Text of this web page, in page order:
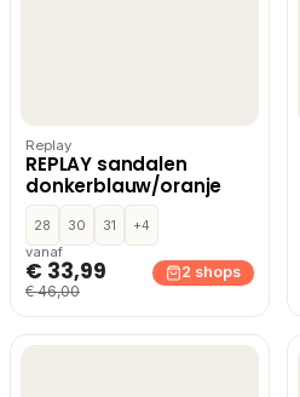
Replay
REPLAY sandalen
donkerblauw/oranje
28 30 31
+4
vanaf
€ 33,99
€ 46,00
2 shops